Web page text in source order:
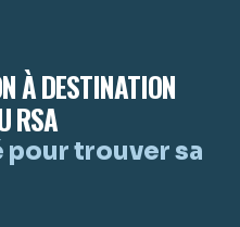
À DESTINATION
RSA
pour trouver sa